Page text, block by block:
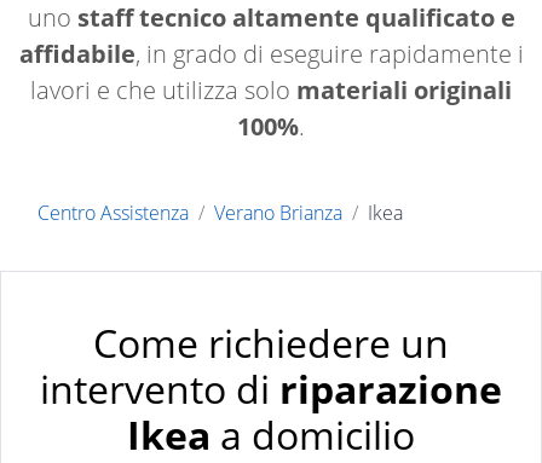
uno staff tecnico altamente qualificato e
affidabile, in grado di eseguire rapidamente i
lavori e che utilizza solo materiali originali
100%.
Centro Assistenza Verano Brianza Ikea
Come richiedere un
intervento di riparazione
Ikea a domicilio